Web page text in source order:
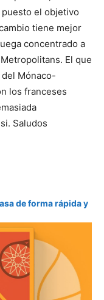
el objetivo
tiene mejor
concentrado a
El que
Mónaco-
los franceses
Saludos
de forma rápida y